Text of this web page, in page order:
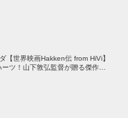
【世界映画Hakken伝 from HiVi】
ツ！山下敦弘監督が贈る傑作青春